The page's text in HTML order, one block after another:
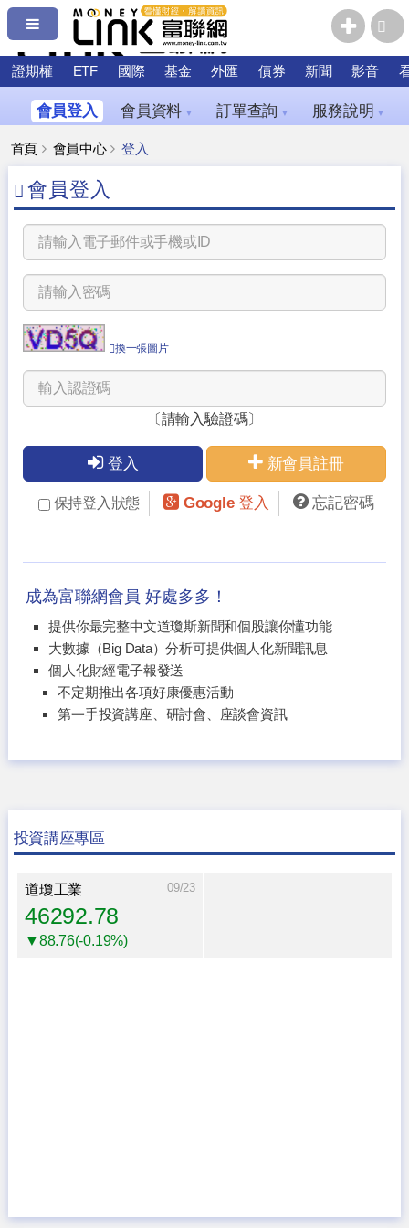
證期權 ETF 國際 基金 外匯 債券 新聞 影音
會員登入 會員資料 ▼ 訂單查詢 ▼ 服務說明 ▼
首頁 會員中心 登入
會員登入
換一張圖片
〔請輸入驗證碼〕
登入 新會員註冊
保持登入狀態 Google 登入 忘記密碼
成為富聯網會員 好處多多！
提供你最完整中文道瓊斯新聞和個股讓你懂功能
大數據（Big Data）分析可提供個人化新聞訊息
個人化財經電子報發送
不定期推出各項好康優惠活動
第一手投資講座、研討會、座談會資訊
投資講座專區
道瓊工業 09/23
46292.78
▼88.76(-0.19%)